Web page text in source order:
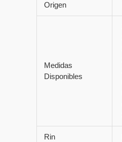
Origen
Medidas
Disponibles
Rin